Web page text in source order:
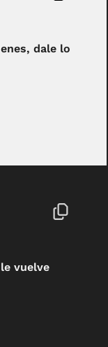
dale lo
vuelve